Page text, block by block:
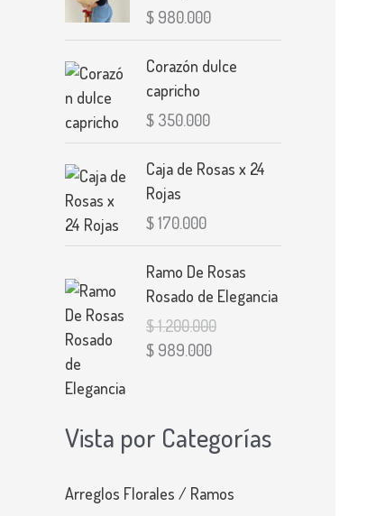
$ 980.000
Corazón dulce
capricho
$ 350.000
Caja de Rosas x 24
Rojas
$170.000
Ramo De Rosas
Rosado de Elegancia
$1.200.000
E
l
r
e
o
i
$ 989.000
E
r
e
o
a
t
Vista por Categorías
Arreglos Florales / Ramos